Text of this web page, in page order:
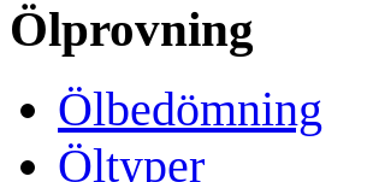
Ölprovning
Ölbedömning
Öltyper